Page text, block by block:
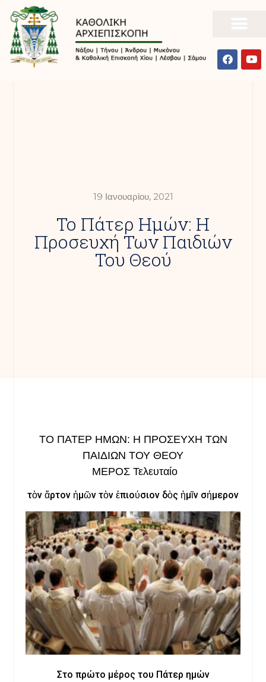
19 Ιανουαρίου, 2021
Το Πάτερ Ημών: Η
Προσευχή Των Παιδιών
Του Θεού
ΤΟ ΠΑΤΕΡ ΗΜΩΝ: Η ΠΡΟΣΕΥΧΗ ΤΩΝ
ΠΑΙΔΙΩΝ ΤΟΥ ΘΕΟΥ
ΜΕΡΟΣ Τελευταίο
τὸν ἄρτον ἡμῶν τὸν ἐπιούσιον δὸς ἡμῖν σήμερον
Στο πρώτο μέρος του Πάτερ ημών